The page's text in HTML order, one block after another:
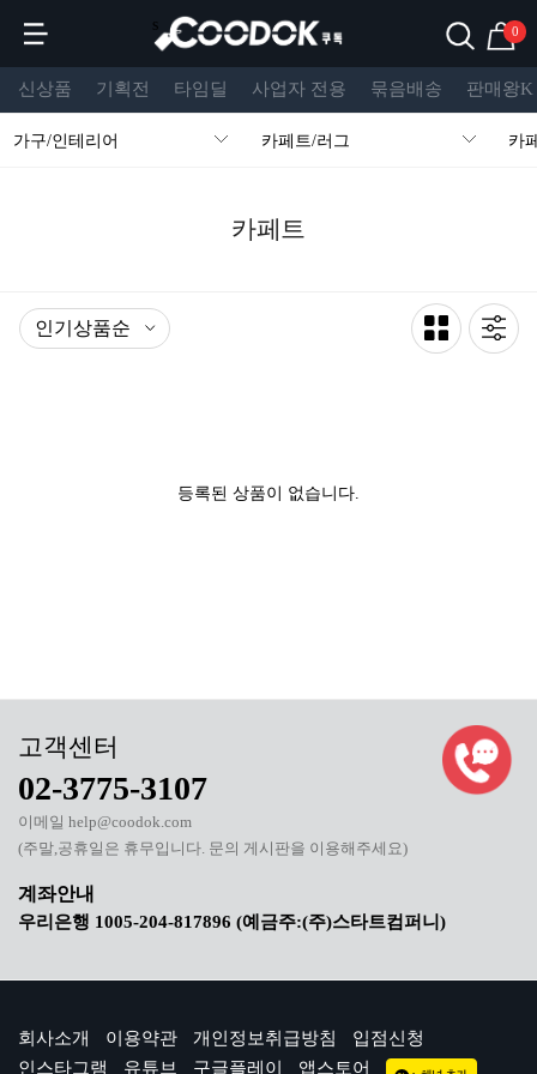
s 0
신상품 기획전 타임딜 사업자 전용 묶음배송 판매왕K
가구/인테리어 카페트/러그 카
카페트
등록된 상품이 없습니다.
02-3775-3107
이메일 help@coodok.com
(주말,공휴일은 휴무입니다. 문의 게시판을 이용해주세요)
우리은행 1005-204-817896 (예금주:(주)스타트컴퍼니)
회사소개 이용약관 개인정보취급방침
입점신청
인스타그램
유튜브 구글플레이 앱스토어